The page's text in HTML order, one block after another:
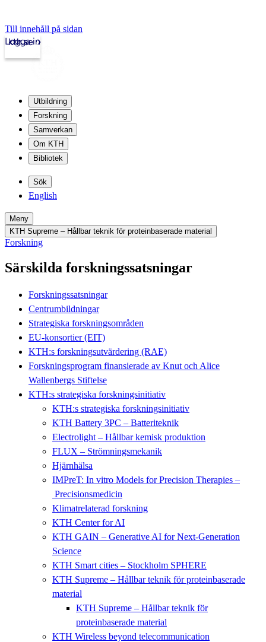
Till innehåll på sidan
kth.se
Logga in
Utbildning
Forskning
Samverkan
Om KTH
Bibliotek
Sök
English
Meny
KTH Supreme – Hållbar teknik för proteinbaserade material
Forskning
Särskilda forskningssatsningar
Forskningssatsningar
Centrumbildningar
Strategiska forskningsområden
EU-konsortier (EIT)
KTH:s forskningsutvärdering (RAE)
Forskningsprogram finansierade av Knut och Alice
Wallenbergs Stiftelse
KTH:s strategiska forskningsinitiativ
KTH:s strategiska forskningsinitiativ
KTH Battery 3PC – Batteriteknik
Electrolight – Hållbar kemisk produktion
FLUX – Strömningsmekanik
Hjärnhälsa
IMPreT: In vitro Models for Precision Therapies –
Precisionsmedicin
Klimatrelaterad forskning
KTH Center for AI
KTH GAIN – Generative AI for Next-Generation
Science
KTH Smart cities – Stockholm SPHERE
KTH Supreme – Hållbar teknik för proteinbaserade
material
KTH Supreme – Hållbar teknik för
proteinbaserade material
KTH Wireless beyond telecommunication